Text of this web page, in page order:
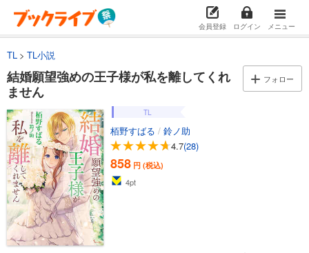
会員登録 ログイン メニュー
TL TL小説
結婚願望強めの王子様が私を離してくれ
ません
フォロー
TL
栢野すばる / 鈴ノ助
4.7(28)
858 円 (税込)
4pt